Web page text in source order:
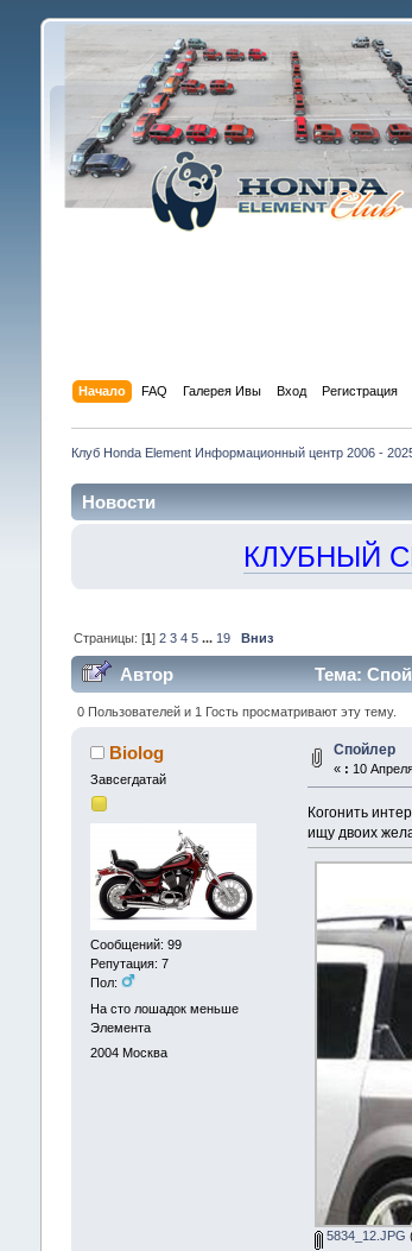
Начало FAQ Галерея Ивы Вход Регистрация
Клуб Honda Element Информационный центр 2006 -
Новости
КЛУБНЫЙ
Страницы: [1] 2 3 4 5 ... 19 Вниз
Автор Тема:
0 Пользователей и 1 Гость просматривают эту тему.
Biolog
Завсегдатай
Сообщений: 99
Репутация: 7
Пол:
На сто лошадок меньше
Элемента
2004 Москва
Спойлер
« : 10
Когонить
ищу двоих
5834_12.JPG